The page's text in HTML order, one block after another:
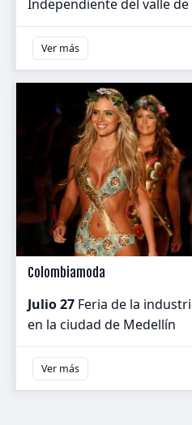
Independiente del valle de
Ver más
Colombiamoda
Julio 27 Feria de la
en la ciudad de Medellín
Ver más